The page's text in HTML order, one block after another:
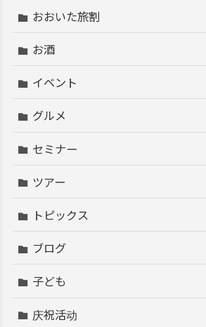
おおいた旅割
お酒
イベント
グルメ
セミナー
ツアー
トピックス
ブログ
子ども
庆祝活动